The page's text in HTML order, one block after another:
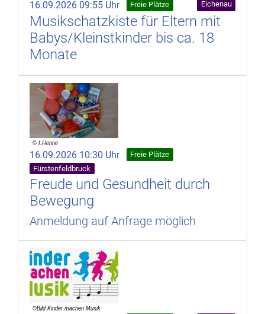
16.09.2026 09:55 Uhr Freie Plätze Eichenau
Musikschatzkiste für Eltern mit
Babys/Kleinstkinder bis ca. 18
Monate
16.09.2026 10:30 Uhr
Freie Plätze
Fürstenfeldbruck
Freude und Gesundheit durch
Bewegung
Anmeldung auf Anfrage möglich